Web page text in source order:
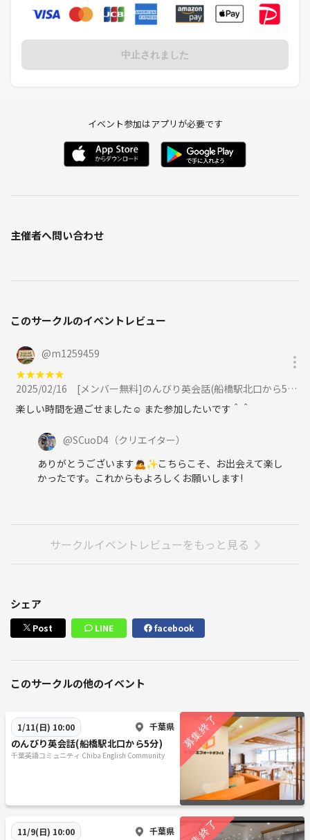
中止されました
イベント参加はアプリが必要です
主催者へ問い合わせ
このサークルのイベントレビュー
@m1259459
★★★★★
2025/02/16
[メンバー無料]のんびり英会話(船橋駅北口から5分)に参加
楽しい時間を過ごせました️☺️ また参加したいです＾＾
@SCuoD4 （クリエイター）
ありがとうございます🙇✨こちらこそ、お出会えて楽し
かったです。これからもよろしくお願いします!
サークルイベントレビューをもっと見る
シェア
Post LINE facebook
このサークルの他のイベント
1/11(日) 10:00 千葉県
のんびり英会話(船橋駅北口から5分)
千葉英語コミュニティ Chiba English Community
11/9(日) 10:00 千葉県